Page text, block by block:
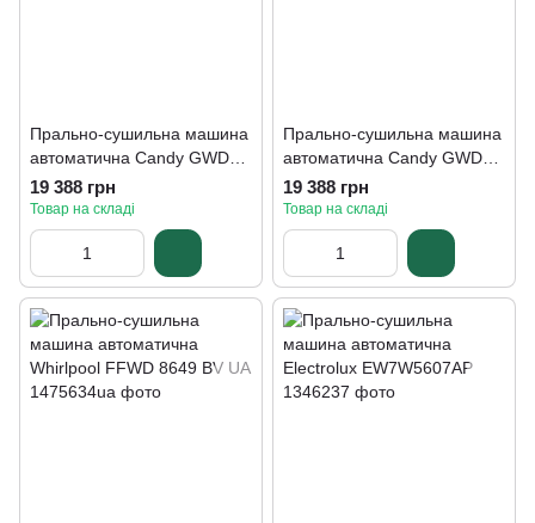
Прально-сушильна машина
автоматична Candy GWD
474SB7-S
19 388 грн
Товар на складі
Прально-сушильна машина
автоматична Candy GWD
496B8-S
19 388 грн
Товар на складі